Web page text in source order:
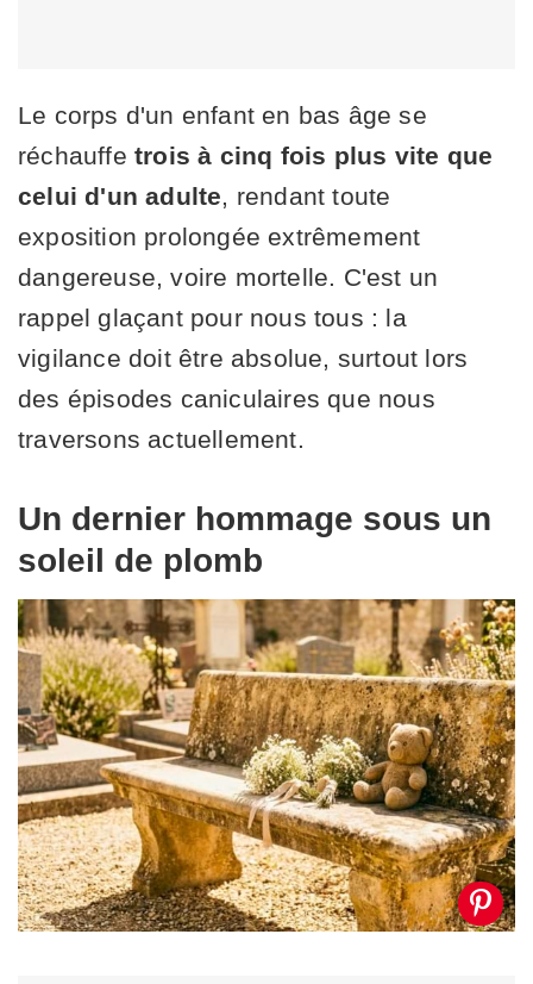
Le corps d'un enfant en bas âge se
réchauffe trois à cinq fois plus vite que
celui d'un adulte, rendant toute
exposition prolongée extrêmement
dangereuse, voire mortelle. C'est un
rappel glaçant pour nous tous : la
vigilance doit être absolue, surtout lors
des épisodes caniculaires que nous
traversons actuellement.
Un dernier hommage sous un
soleil de plomb